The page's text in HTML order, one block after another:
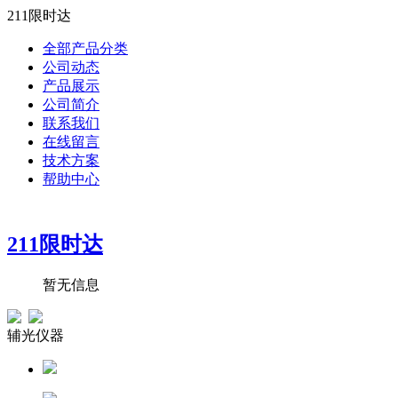
211限时达
全部产品分类
公司动态
产品展示
公司简介
联系我们
在线留言
技术方案
帮助中心
211限时达
暂无信息
辅光仪器